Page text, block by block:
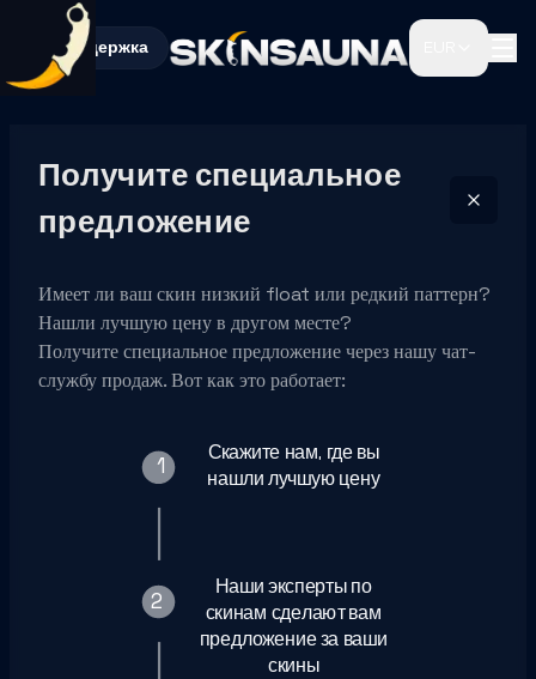
Поддержка
Получите специальное
предложение
Имеет ли ваш скин низкий float или редкий паттерн?
Нашли лучшую цену в другом месте?
Получите специальное предложение через нашу чат-
службу продаж. Вот как это работает:
1
Скажите нам, где вы
нашли лучшую цену
2
Наши эксперты по
скинам сделают вам
предложение за ваши
скины